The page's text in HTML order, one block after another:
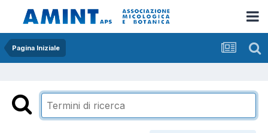
Pagina Iniziale